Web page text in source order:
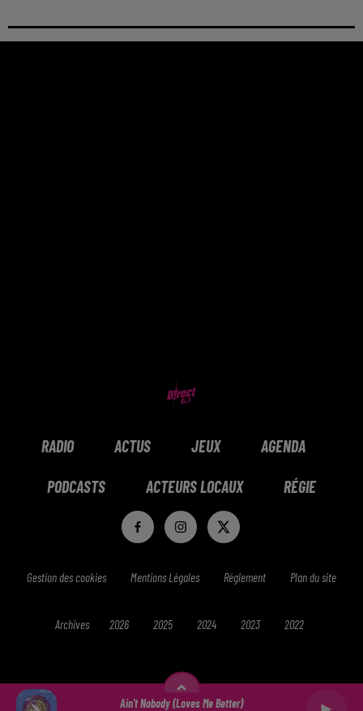
Ain't Nobody (loves Me Better)
RADIO ACTUS JEUX AGENDA
PODCASTS ACTEURS LOCAUX RÉGIE
Gestion des cookies Mentions Légales Réglement Plan du site
Archives 2026 2025 2024 2023 2022